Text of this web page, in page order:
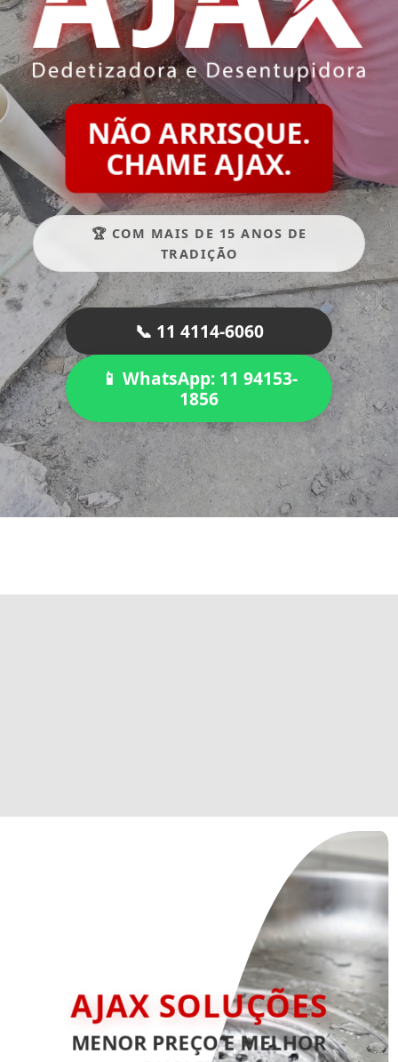
NÃO ARRISQUE.
CHAME AJAX.
🏆 COM MAIS DE 15 ANOS DE
TRADIÇÃO
📞 11 4114-6060
📱 WhatsApp: 11 94153-
1856
AJAX SOLUÇÕES
MENOR PREÇO E MELHOR